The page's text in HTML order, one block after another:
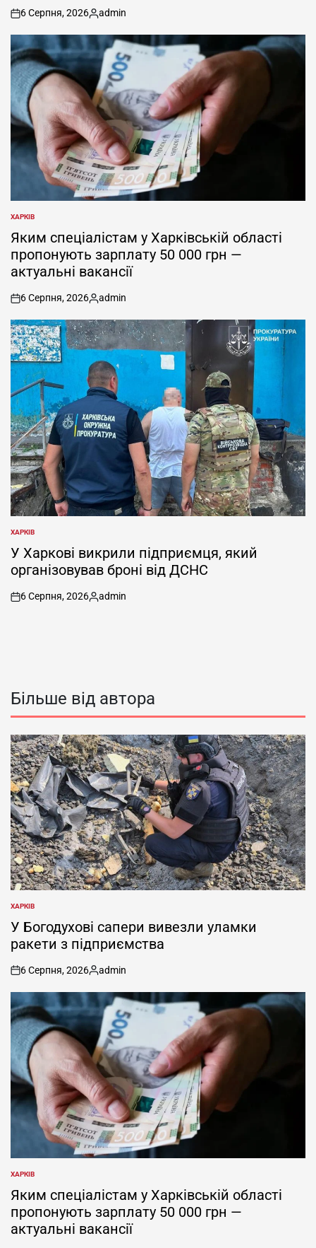
on
6 Серпня, 2026
Опубліковано
admin
ОПУБЛІКУВАТИ
У
ХАРКІВ
Яким спеціалістам у Харківській області
пропонують зарплату 50 000 грн —
актуальні вакансії
on
6 Серпня, 2026
Опубліковано
admin
ОПУБЛІКУВАТИ
У
ХАРКІВ
У Харкові викрили підприємця, який
організовував броні від ДСНС
on
6 Серпня, 2026
Опубліковано
admin
Більше від автора
ОПУБЛІКУВАТИ
У
ХАРКІВ
У Богодухові сапери вивезли уламки
ракети з підприємства
on
6 Серпня, 2026
Опубліковано
admin
ОПУБЛІКУВАТИ
У
ХАРКІВ
Яким спеціалістам у Харківській області
пропонують зарплату 50 000 грн —
актуальні вакансії